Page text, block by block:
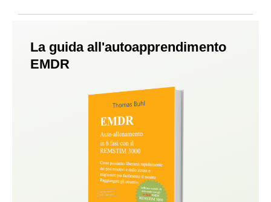
La guida all'autoapprendimento
EMDR